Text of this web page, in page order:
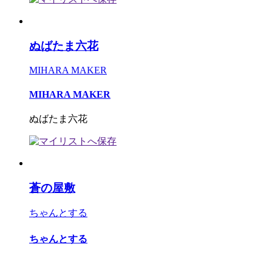
ぬばたま六花
MIHARA MAKER
MIHARA MAKER
ぬばたま六花
蒼の屋敷
ちゃんとする
ちゃんとする